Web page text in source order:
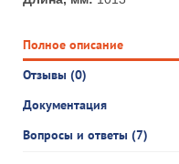
Полное описание
Отзывы (0)
Документация
Вопросы и ответы (7)